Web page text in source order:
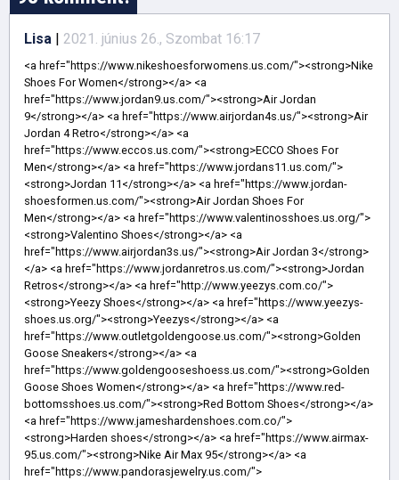
Lisa | 2021. június 26., Szombat 16:17
<a href="https://www.nikeshoesforwomens.us.com/"><strong>Nike Shoes For Women</strong></a> <a href="https://www.jordan9.us.com/"><strong>Air Jordan 9</strong></a> <a href="https://www.airjordan4s.us/"><strong>Air Jordan 4 Retro</strong></a> <a href="https://www.eccos.us.com/"><strong>ECCO Shoes For Men</strong></a> <a href="https://www.jordans11.us.com/"><strong>Jordan 11</strong></a> <a href="https://www.jordan-shoesformen.us.com/"><strong>Air Jordan Shoes For Men</strong></a> <a href="https://www.valentinosshoes.us.org/"><strong>Valentino Shoes</strong></a> <a href="https://www.airjordan3s.us/"><strong>Air Jordan 3</strong></a> <a href="https://www.jordanretros.us.com/"><strong>Jordan Retros</strong></a> <a href="http://www.yeezys.com.co/"><strong>Yeezy Shoes</strong></a> <a href="https://www.yeezys-shoes.us.org/"><strong>Yeezys</strong></a> <a href="https://www.outletgoldengoose.us.com/"><strong>Golden Goose Sneakers</strong></a> <a href="https://www.goldengooseshoess.us.com/"><strong>Golden Goose Shoes Women</strong></a> <a href="https://www.red-bottomsshoes.us.com/"><strong>Red Bottom Shoes</strong></a> <a href="https://www.jameshardenshoes.com.co/"><strong>Harden shoes</strong></a> <a href="https://www.airmax-95.us.com/"><strong>Nike Air Max 95</strong></a> <a href="https://www.pandorasjewelry.us.com/"><strong>Pandora</strong></a> <a href="https://www.monclerstoreoutlet.us.com/"><strong>Moncler Outlet</strong></a> <a href="https://www.ferragamos.us.org/"><strong>Ferragamo</strong></a> <a href="https://www.nikeairmax98.us/"><strong>Nike Air Max 98</strong></a> <a href="https://www.nikeshoes-cheap.us.com/"><strong>Nike Shoes For Men</strong></a> <a href="https://www.fitflop-shoes.us.org/"><strong>Fitflop Shoes</strong></a> <a href="https://www.adidasnmdr1.us.org/"><strong>Adidas NMD</strong></a> <a href="https://www.balenciagatriples.us.org/"><strong>Balenciaga Sneakers</strong></a> <a href="https://www.goldengoosessneakers.us.com/"><strong>Golden Gooses For Sale</strong></a> <a href="https://www.retrosairjordan.us/"><strong>Jordan Retro</strong></a> <a href="http://www.pandorarings.us.com/"><strong>Pandora Ring</strong></a> <a href="https://www.adidasyeezysshoes.us.com/"><strong>Adidas Yeezy</strong></a> <a href="https://www.newjordansshoes.us.com/"><strong>Jordans 2021</strong></a> <a href="https://www.nmds.us.com/"><strong>NMD</strong></a> <a href="https://www.louboutinsshoes.us.com/"><strong>Louboutin Shoes</strong></a> <a href="https://www.retro-jordans.us/"><strong>Retro Jordans</strong></a> <a href="https://www.newjordan11.us/"><strong>New Jordan 11</strong></a> <a href="https://www.jordans4retro.us/"><strong>Jordan 4 Retro</strong></a> <a href="https://www.pandorajewelryofficial-site.us/"><strong>Pandora Jewelry</strong></a> <a href="https://www.ferragamo-outlets.us/"><strong>Ferragamo Outlet Online</strong></a> <a href="https://www.nike--shoes.us.com/"><strong>Nike Shoes</strong></a> <a href="https://www.huarachesnike.us.com/"><strong>Nike Huarache</strong></a> <a href="https://www.jordan-retro5.us/"><strong>Jordan 5 Retro</strong></a> <a href="https://www.jordanretro11mens.us/"><strong>Jordan Retro 11 Mens</strong></a> <a href="https://www.jordan1.us.com/"><strong>Jordan 1 Retro</strong></a> <a href="https://www.pandora-braceletcharms.us/"><strong>Pandora Bracelet</strong></a> <a href="https://www.jordan11ssneakers.us/"><strong>Jordan 11s</strong></a> <a href="https://www.goldengoosesneakerss.us.com/"><strong>Golden Goose Sneakers Men</strong></a> <a href="https://www.canadapandoracharms.ca/"><strong>Pandora Canada</strong></a> <a href="https://www.jordan11low.us.com/"><strong>Jordans 11 Low</strong></a> <a href="https://www.jordan11red.us.com/"><strong>Jordan 11 GYM Red</strong></a> <a href="https://www.fjallraven-kanken.us.com/"><strong>Fjallraven Kanken</strong></a> <a href="https://www.airjordan5.us/"><strong>Air Jordan 5 Retro</strong></a> <a href="https://www.mensnikeshoes.us.com/"><strong>Mens Nike Shoes</strong></a> <a href="https://www.retrosjordans.us/"><strong>Jordan Retro</strong></a> <a href="https://www.nikesnkrs.us.com/"><strong>Snkrs Nike</strong></a> <a href="https://www.jordan10.us.com/"><strong>Air Jordan 10</strong></a> <a href="https://www.yeezys-shoes.us.com/"><strong>Yeezy</strong></a> <a href="https://www.airforceoneshoes.us.com/"><strong>Air Force 1</strong></a> <a href="https://www.shoes-jordan.us.com/"><strong>Jordan Shoes</strong></a> <a href="https://www.airjordansneakers.us.com/"><strong>Air Jordan</strong></a> <a href="https://www.jamesharden-shoes.us.org/"><strong>James Harden Shoes</strong></a> <a href="https://www.pandoraonline.us/"><strong>Pandora</strong></a> <a href="https://www.outletnikestore.us.com/"><strong>Nike Outlet Online</strong></a> <a href="https://www.ggdbs.us.com/"><strong>GGDB</strong></a> <a href="https://www.nikeshoesoutletfactory.us.com/"><strong>Nike Factory Outlet</strong></a> <a href="https://www.pandoraringssite.us/"><strong>Pandora Rings Official Site</strong></a> <a href="https://www.newnikeshoes.us.com/"><strong>Nike Shoes</strong></a> <a href="https://www.air-jordanssneakers.us/"><strong>Jordan Sneakers</strong></a> <a href="https://www.nikeoutletstoresonlineshopping.us.com/"><strong>Nike Outlet Store</strong></a> <a href="https://www.jordan-4.us.com/"><strong>Jordan 4</strong></a> <a href="https://www.jordan12retros.us/"><strong>Jordan 12 Retro</strong></a> <a href="https://www.jordanretro-11.us.com/"><strong>Jordan Retro 11</strong></a> <a href="https://www.pandoracanadajewelry.ca/"><strong>Pandora Jewelry</strong></a> <a href="https://www.air-jordans11.us.com/"><strong>Air Jordans</strong></a> <a href="https://www.jordansretro12.us/"><strong>Jordan Retro 12</strong></a> <a href="https://www.jordan11winlike96.us/"><strong>Jordan 11 Win Like 96</strong></a> <a href="https://www.birkin-bag.us.com/"><strong>Birkin Bag</strong></a> <a href="https://www.airjordan6rings.us/"><strong>Air Jordan 6 Rings</strong></a> <a href="https://www.goldengooseoutletfactory.us.com/"><strong>Golden Goose Factory Outlet</strong></a> <a href="https://www.moncler-outletjackets.us.com/"><strong>Moncler Outlet Online</strong></a> <a href="https://www.new-jordans.us.com/"><strong>New Jordans 2018</strong></a> <a href="https://www.nike-airmax2018.us.com/"><strong>Air Max 2018</strong></a> <a href="https://www.soccercleats.us.com/"><strong>Soccer Cleats</strong></a> <a href="https://www.nikesales.us.com/"><strong>Nike Sale</strong></a> <a href="https://www.jordansneakerss.us/"><strong>Jordan Sneakers</strong></a> <a href="https://www.jordansretro3.us/"><strong>Air Jordan 3 Retro</strong></a> <a href="https://www.jordans5.us/"><strong>Jordans 5</strong></a> <a href="https://www.jacketsmoncleroutlet.us.com/"><strong>Moncler Outlet</strong></a> <a href="https://www.jordan13s.us/"><strong>Jordan 13</strong></a> <a href="https://www.pandorajewellery.us.com/"><strong>Pandora Charms</strong></a> <a href="https://www.yeezy.us.org/"><strong>Yeezy Shoes</strong></a> <a href="https://www.redbottomslouboutin.us.org/"><strong>Red Bottom Shoes</strong></a> <a href="https://www.air-jordan12.us/"><strong>Air Jordan 12</strong></a> <a href="https://www.yeezyonline.us.com/"><strong>Yeezy Shoes</strong></a> <a href="https://www.monclerjacket.us.org/"><strong>Moncler</strong></a> <a href="https://www.jordan11sshoes.us/"><strong>Jordan 11s</strong></a> <a href="https://www.jordanshoesretro.us.com/"><strong>Jordan Shoes Retro</strong></a> <a href="https://www.jordans-sneakers.us.com/"><strong>Jordans Sneakers</strong></a> <a href="https://www.redbottomshoeslouboutin.us.com/"><strong>Red Bottoms</strong></a> <a href="https://www.jordan-8.us/"><strong>Air Jordan 8</strong></a> <a href="https://www.jordan14.us.com/"><strong>Jordan Retro 14</strong></a> <a href="https://www.moncleroutletstoreonline.us.com/"><strong>Moncler Outlet</strong></a> <a href="https://www.jordans-4.us/"><strong>Jordans 4</strong></a> <a href="https://www.sneakersgoldengoose.us.com/"><strong>Sneakers Golden Goose</strong></a> <a href="https://www.monclerstores.us.com/"><strong>Moncler Coat</strong></a> <a href="https://www.jordan-retro6.us/"><strong>Jordan Retro 6</strong></a> <a href="https://www.nikesfactory.us.com/"><strong>Nike Factory</strong></a> <a href="https://www.pandorascharms.us.com/"><strong>Pandora Charms</strong></a> <a href="https://www.airjordanretro11.us.com/"><strong>Air Jordan 11</strong></a> <a href="https://www.jordanshoess.us.com/"><strong>Cheap Jordan Shoes</strong></a> <a href="https://www.ggdbshoes.us.com/"><strong>Shoes GGDB</strong></a> <a href="https://www.nikeoutletshoes.us.com/"><strong>Nike Outlet</strong></a> <a href="https://www.air-jordan6.us/"><strong>Jordan 6</strong></a> <a href="https://www.jordan-12.us.com/"><strong>Jordan Retro 12</strong></a> <a href="https://www.goldensgoose.us.com/"><strong>Golden Goose Shoes</strong></a> <a href="https://www.pandoras.us.com/"><strong>Pandora Charms</strong></a> <a href="https://www.nikesoutletstoreonlineshopping.us.com/"><strong>Nike Outlet Shoes</strong></a> <a href="https://www.monclervest.us.com/"><strong>Moncler Vest</strong></a> <a href="https://www.nikeofficialwebsite.us.com/"><strong>Nike Website</strong></a> <a href="https://www.monclercom.us.com/"><strong>Moncler</strong></a> <a href="https://www.airjordan11s.us.com/"><strong>Jordan 11</strong></a> <a href="https://www.pandorasjewelry.ca/"><strong>Pandora Canada</strong></a> <a href="https://www.ggdbsneakers.us.com/"><strong>GGDB Sneaker</strong></a> <a href="https://www.air-jordansneakers.us/"><strong>Air Jordan Sneakers</strong></a> <a href="https://www.goldengoosesales.us.com/"><strong>Golden Goose Sale</strong></a> <a href="https://www.nikeairjordan.us.com/"><strong>Air Jordan</strong></a> <a href="https://www.monclerjacketsstore.us.com/"><strong>Moncler Jackets For Women</strong></a> <a href="https://www.nikeairforce1.us.org/"><strong>Nike Air Force 1 Low</strong></a> <a h